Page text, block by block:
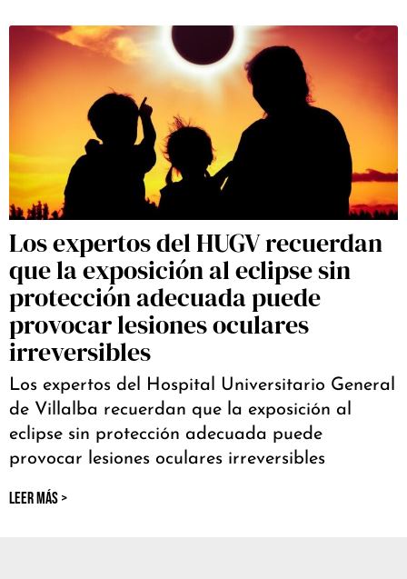
Los expertos del HUGV recuerdan
que la exposición al eclipse sin
protección adecuada puede
provocar lesiones oculares
irreversibles
Los expertos del Hospital Universitario General
de Villalba recuerdan que la exposición al
eclipse sin protección adecuada puede
provocar lesiones oculares irreversibles
LEER MÁS >